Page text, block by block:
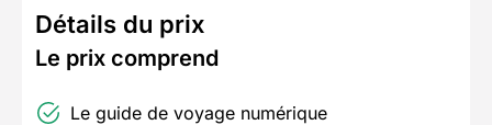
Détails du prix
Le prix comprend
Le guide de voyage numérique